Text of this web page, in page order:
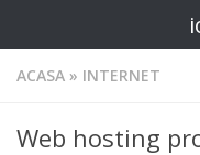
ACASA » INTERNET
Web hosting